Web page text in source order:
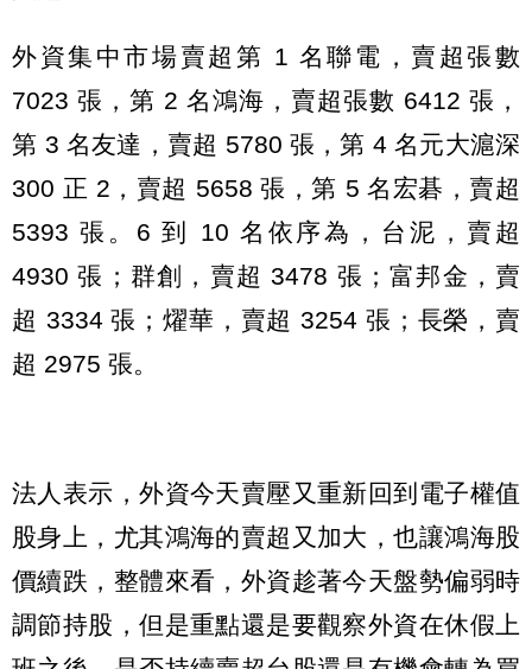
外資集中市場賣超第 1 名聯電，賣超張數
7023 張，第 2 名鴻海，賣超張數 6412 張，
第 3 名友達，賣超 5780 張，第 4 名元大滬深
300 正 2，賣超 5658 張，第 5 名宏碁，賣超
5393 張。6 到 10 名依序為，台泥，賣超
4930 張；群創，賣超 3478 張；富邦金，賣
超 3334 張；燿華，賣超 3254 張；長榮，賣
超 2975 張。
法人表示，外資今天賣壓又重新回到電子權值
股身上，尤其鴻海的賣超又加大，也讓鴻海股
價續跌，整體來看，外資趁著今天盤勢偏弱時
調節持股，但是重點還是要觀察外資在休假上